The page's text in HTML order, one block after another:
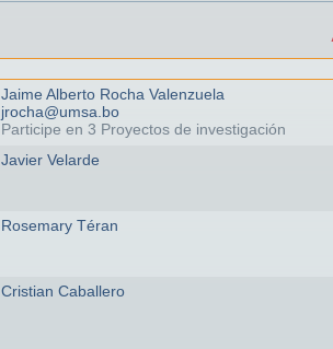
Jaime Alberto Rocha Valenzuela
jrocha@umsa.bo
Participe en 3 Proyectos de investigación
Javier Velarde
Rosemary Téran
Cristian Caballero